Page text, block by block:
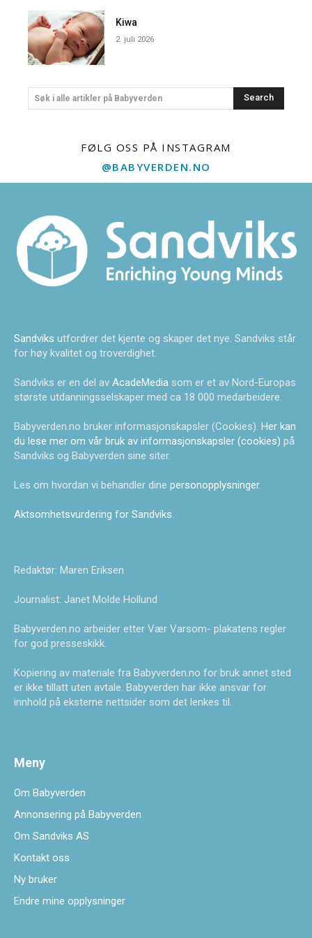
Kiwa
2. juli 2026
Søk i alle artikler på Babyverden Search
FØLG OSS PÅ INSTAGRAM
@BABYVERDEN.NO
Sandviks utfordrer det kjente og skaper det nye. Sandviks står
for høy kvalitet og troverdighet.
Sandviks er en del av AcadeMedia som er et av Nord-Europas
største utdanningsselskaper med ca 18 000 medarbeidere.
Babyverden.no bruker informasjonskapsler (Cookies). Her kan
du lese mer om vår bruk av informasjonskapsler (cookies) på
Sandviks og Babyverden sine siter.
Les om hvordan vi behandler dine personopplysninger.
Aktsomhetsvurdering for Sandviks.
Redaktør: Maren Eriksen
Journalist: Janet Molde Hollund
Babyverden.no arbeider etter Vær Varsom- plakatens regler
for god presseskikk.
Kopiering av materiale fra Babyverden.no for bruk annet sted
er ikke tillatt uten avtale. Babyverden har ikke ansvar for
innhold på eksterne nettsider som det lenkes til.
Meny
Om Babyverden
Annonsering på Babyverden
Om Sandviks AS
Kontakt oss
Ny bruker
Endre mine opplysninger